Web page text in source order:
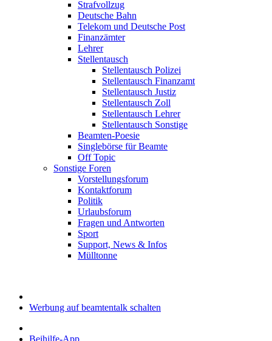
Strafvollzug
Deutsche Bahn
Telekom und Deutsche Post
Finanzämter
Lehrer
Stellentausch
Stellentausch Polizei
Stellentausch Finanzamt
Stellentausch Justiz
Stellentausch Zoll
Stellentausch Lehrer
Stellentausch Sonstige
Beamten-Poesie
Singlebörse für Beamte
Off Topic
Sonstige Foren
Vorstellungsforum
Kontaktforum
Politik
Urlaubsforum
Fragen und Antworten
Sport
Support, News & Infos
Mülltonne
Werbung auf beamtentalk schalten
Beihilfe-App